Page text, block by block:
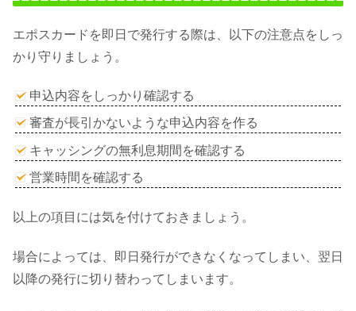
エポスカードを即日で発行する際は、以下の注意点をしっ
かり守りましょう。
申込内容をしっかり確認する
審査が長引かないような申込内容を作る
キャッシングの無利息期間を確認する
営業時間を確認する
以上の項目には気を付けておきましょう。
場合によっては、即日発行ができなくなってしまい、翌日
以降の発行に切り替わってしまいます。